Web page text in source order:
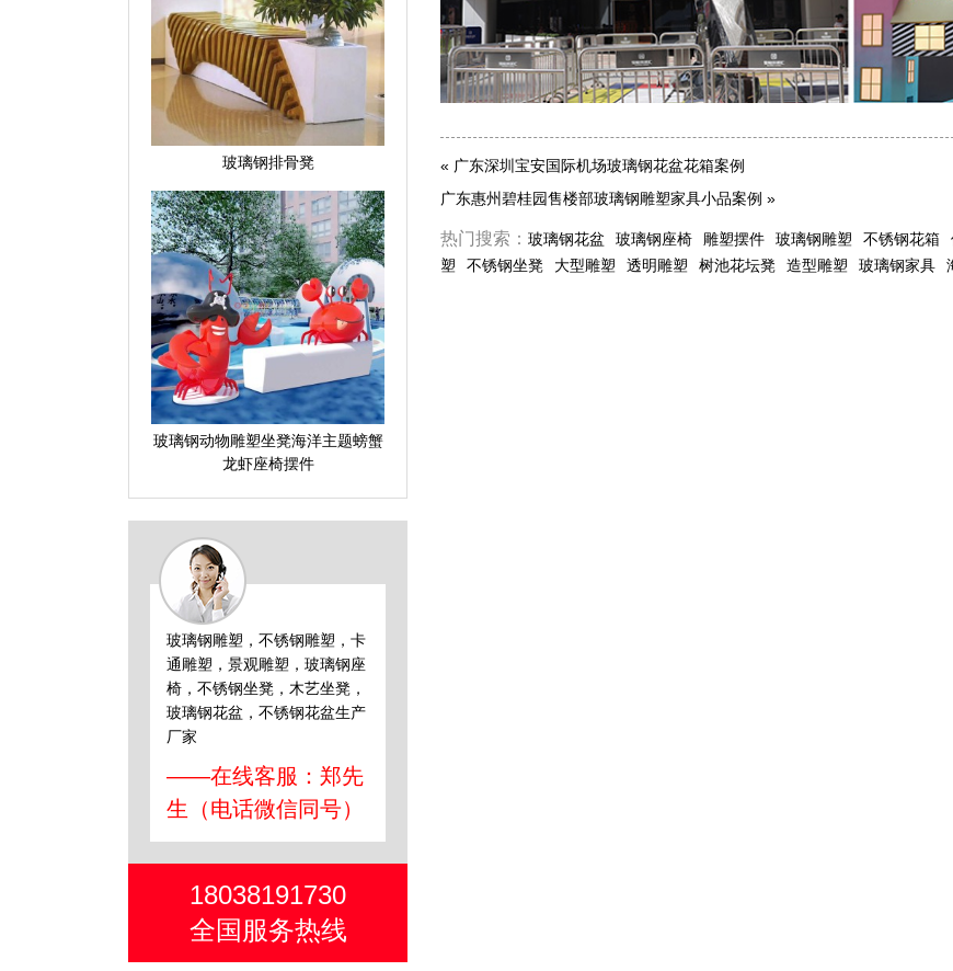
玻璃钢排骨凳
玻璃钢动物雕塑坐凳海洋主题螃蟹
龙虾座椅摆件
玻璃钢雕塑，不锈钢雕塑，卡
通雕塑，景观雕塑，玻璃钢座
椅，不锈钢坐凳，木艺坐凳，
玻璃钢花盆，不锈钢花盆生产
厂家
——在线客服：郑先
生（电话微信同号）
18038191730
全国服务热线
« 广东深圳宝安国际机场玻璃钢花盆花箱案例
广东惠州碧桂园售楼部玻璃钢雕塑家具小品案例 »
热门搜索： 玻璃钢花盆 玻璃钢座椅 雕塑摆件 玻璃钢雕塑 不锈钢花箱
塑
不锈钢坐凳 大型雕塑 透明雕塑 树池花坛凳 造型雕塑 玻璃钢家具